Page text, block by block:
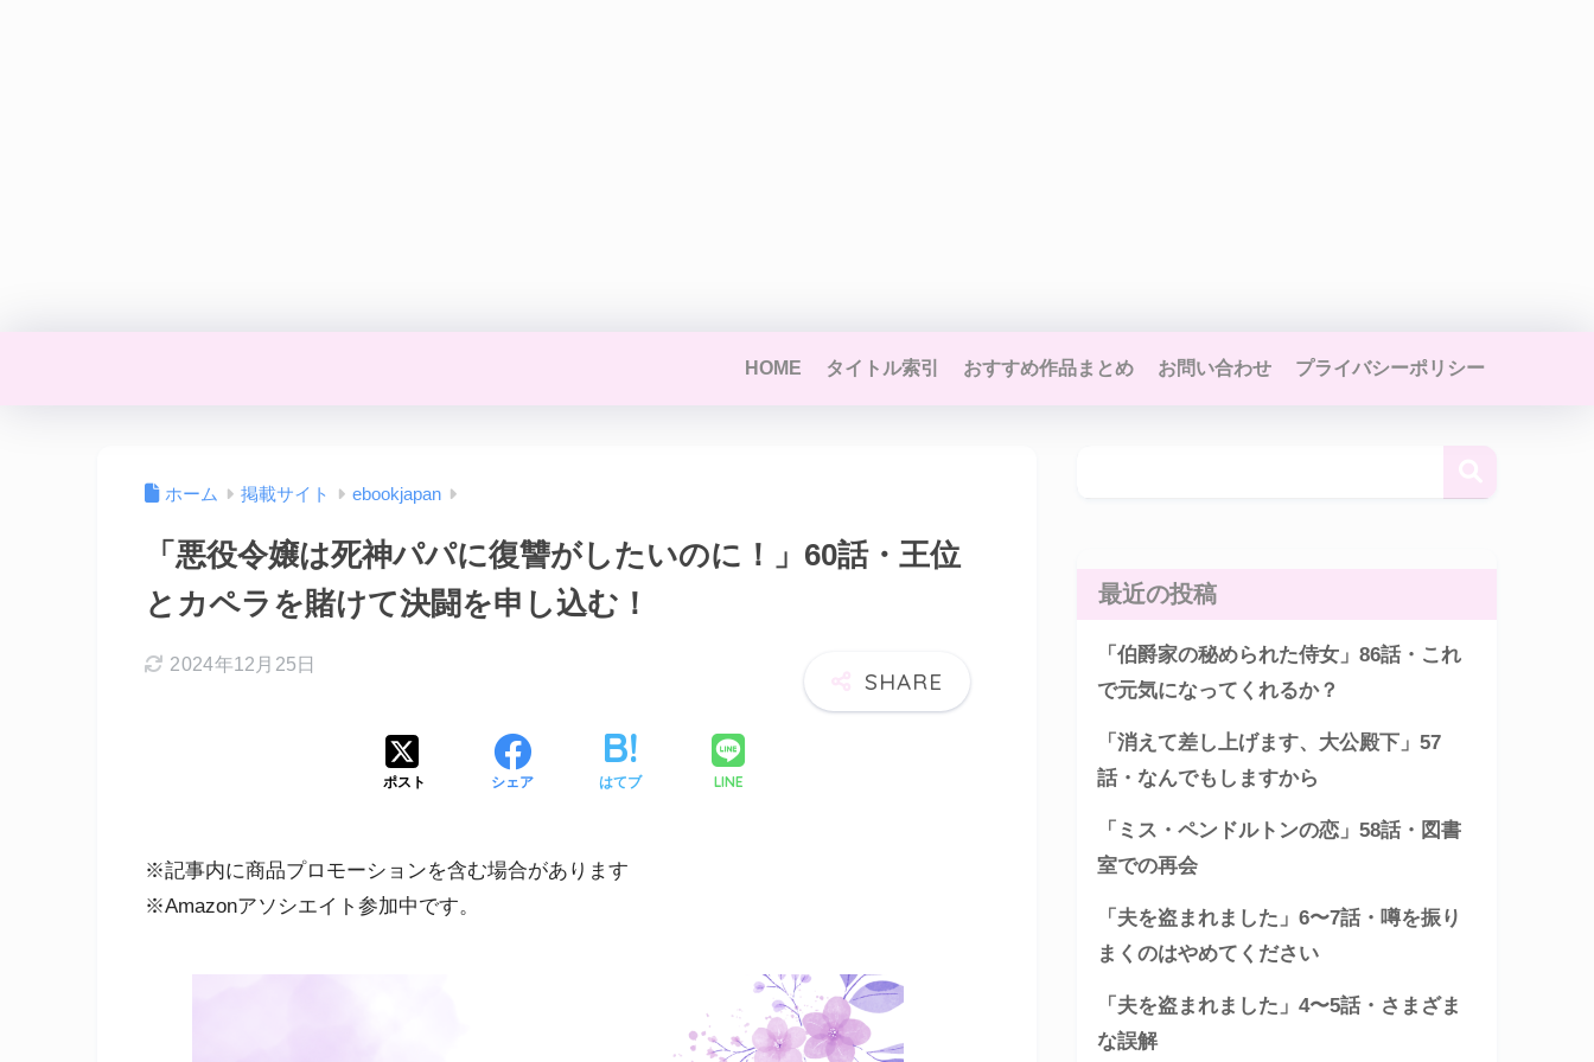
HOME タイトル索引 おすすめ作品まとめ お問い合わせ プライバシーポリシー
ホーム 掲載サイト ebookjapan
「悪役令嬢は死神パパに復讐がしたいのに！」60話・王位
とカペラを賭けて決闘を申し込む！
2024年12月25日
ポスト シェア はてブ LINE
※記事内に商品プロモーションを含む場合があります
※Amazonアソシエイト参加中です。
最近の投稿
「伯爵家の秘められた侍女」86話・これ
で元気になってくれるか？
「消えて差し上げます、大公殿下」57
話・なんでもしますから
「ミス・ペンドルトンの恋」58話・図書
室での再会
「夫を盗まれました」6〜7話・噂を振り
まくのはやめてください
「夫を盗まれました」4〜5話・さまざま
な誤解